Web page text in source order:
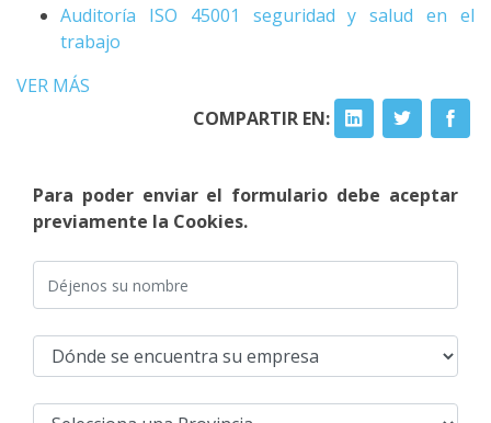
Auditoría ISO 45001 seguridad y salud en el
trabajo
VER MÁS
COMPARTIR EN:
Para poder enviar el formulario debe aceptar
previamente la Cookies.